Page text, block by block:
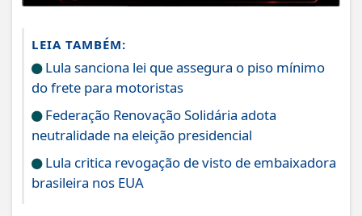
LEIA TAMBÉM:
Lula sanciona lei que assegura o piso mínimo
do frete para motoristas
Federação Renovação Solidária adota
neutralidade na eleição presidencial
Lula critica revogação de visto de embaixadora
brasileira nos EUA